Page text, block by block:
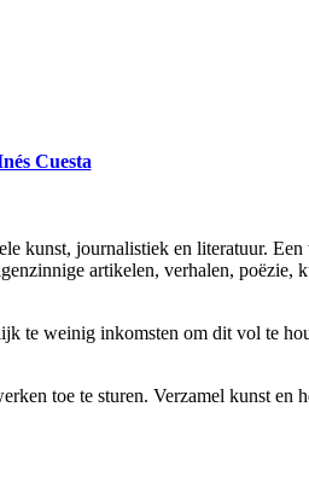
Cuesta
kunst, journalistiek en literatuur.
artikelen, verhalen,
te weinig inkomsten om dit vol te
toe te sturen. Verzamel kunst